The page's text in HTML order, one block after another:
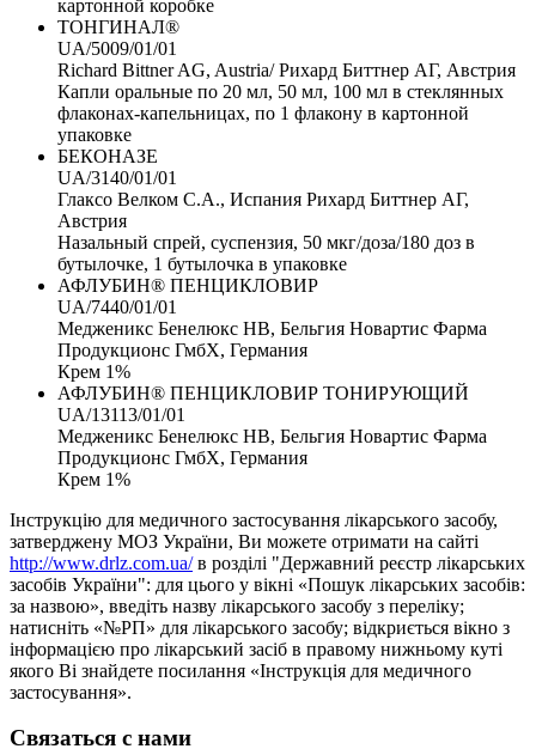
картонной коробке
ТОНГИНАЛ®
UA/5009/01/01
Richard Bittner AG, Austria/ Рихард Биттнер АГ, Австрия
Капли оральные по 20 мл, 50 мл, 100 мл в стеклянных
флаконах-капельницах, по 1 флакону в картонной
упаковке
БЕКОНАЗЕ
UA/3140/01/01
Глаксо Велком С.А., Испания Рихард Биттнер АГ,
Австрия
Назальный спрей, суспензия, 50 мкг/доза/180 доз в
бутылочке, 1 бутылочка в упаковке
АФЛУБИН® ПЕНЦИКЛОВИР
UA/7440/01/01
Медженикс Бенелюкс НВ, Бельгия Новартис Фарма
Продукционс ГмбХ, Германия
Крем 1%
АФЛУБИН® ПЕНЦИКЛОВИР ТОНИРУЮЩИЙ
UA/13113/01/01
Медженикс Бенелюкс НВ, Бельгия Новартис Фарма
Продукционс ГмбХ, Германия
Крем 1%
Інструкцію для медичного застосування лікарського засобу,
затверджену МОЗ України, Ви можете отримати на сайті
http://www.drlz.com.ua/в розділі "Державний реєстр лікарських
засобів України": для цього у вікні «Пошук лікарських засобів:
за назвою», введіть назву лікарського засобу з переліку;
натисніть «№РП» для лікарського засобу; відкриється вікно з
інформацією про лікарський засіб в правому нижньому куті
якого Ві знайдете посилання «Інструкція для медичного
застосування».
Связаться с нами